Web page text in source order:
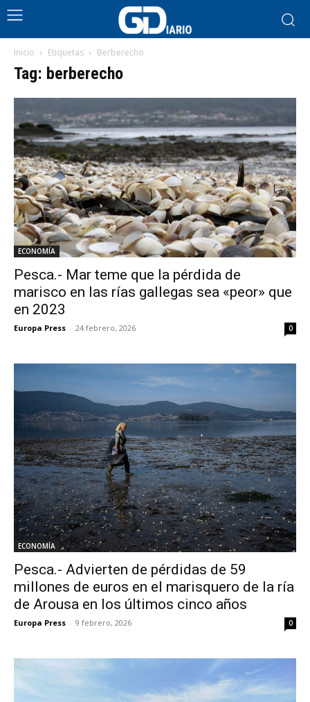
Inicio Etiquetas Berberecho
Tag: berberecho
ECONOMÍA
Pesca.- Mar teme que la pérdida de
marisco en las rías gallegas sea «peor» que
en 2023
Europa Press - 24 febrero, 2026 0
ECONOMÍA
Pesca.- Advierten de pérdidas de 59
millones de euros en el marisquero de la ría
de Arousa en los últimos cinco años
Europa Press - 9 febrero, 2026 0